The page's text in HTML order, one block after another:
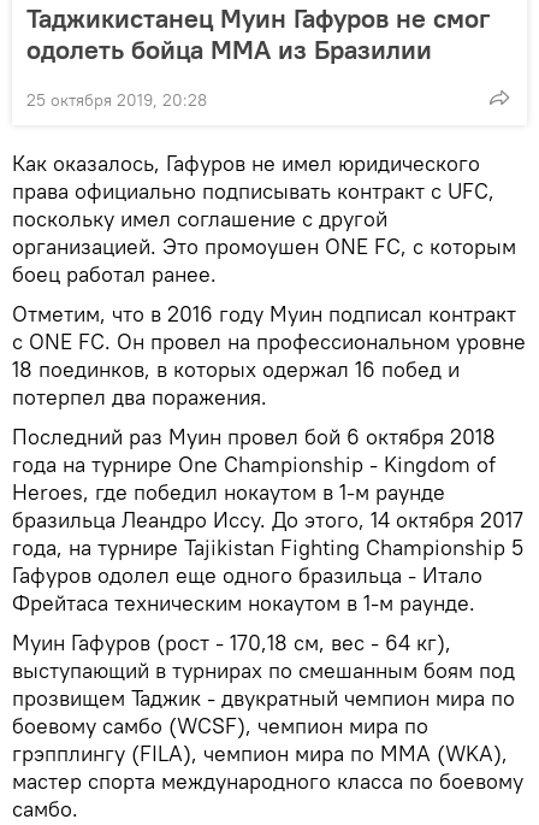
Таджикистанец Муин Гафуров не смог
одолеть бойца ММА из Бразилии
25 октября 2019, 20:28
Как оказалось, Гафуров не имел юридического
права официально подписывать контракт с UFC,
поскольку имел соглашение с другой
организацией. Это промоушен ONE FC, с которым
боец работал ранее.
Отметим, что в 2016 году Муин подписал контракт
с ONE FC. Он провел на профессиональном уровне
18 поединков, в которых одержал 16 побед и
потерпел два поражения.
Последний раз Муин провел бой 6 октября 2018
года на турнире One Championship - Kingdom of
Heroes, где победил нокаутом в 1-м раунде
бразильца Леандро Иссу. До этого, 14 октября 2017
года, на турнире Tajikistan Fighting Championship 5
Гафуров одолел еще одного бразильца - Итало
Фрейтаса техническим нокаутом в 1-м раунде.
Муин Гафуров (рост - 170,18 см, вес - 64 кг),
выступающий в турнирах по смешанным боям под
прозвищем Таджик - двукратный чемпион мира по
боевому самбо (WCSF), чемпион мира по
грэпплингу (FILA), чемпион мира по ММА (WKA),
мастер спорта международного класса по боевому
самбо.